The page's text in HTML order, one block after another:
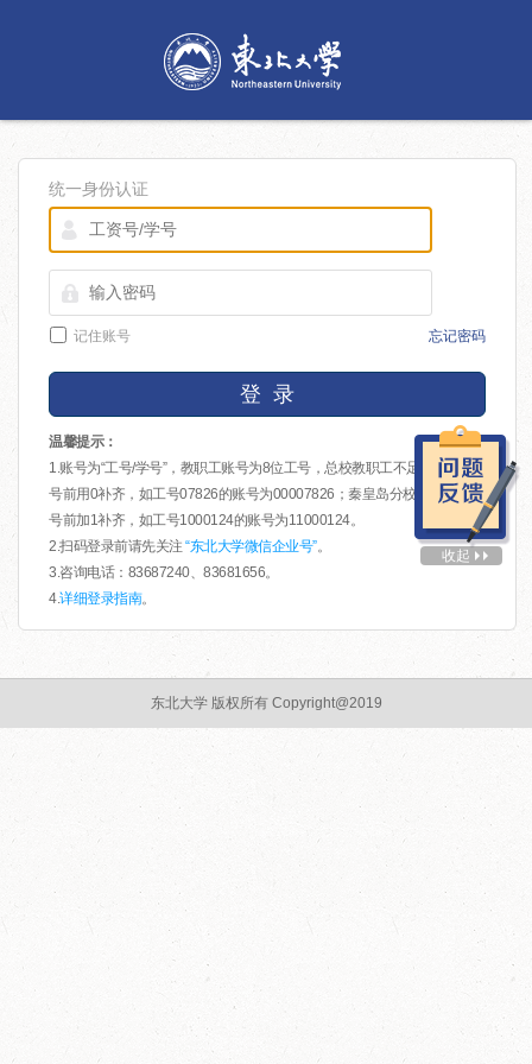
统一身份认证
记住账号 忘记密码
登 录
温馨提示：
1.账号为“工号/学号”，教职工账号为8位工号，总校教职工不足8位的在工
号前用0补齐，如工号07826的账号为00007826；秦皇岛分校教职工在工
号前加1补齐，如工号1000124的账号为11000124。
2.扫码登录前请先关注 “东北大学微信企业号”。
3.咨询电话：83687240、83681656。
4.详细登录指南。
东北大学 版权所有 Copyright@2019
收起